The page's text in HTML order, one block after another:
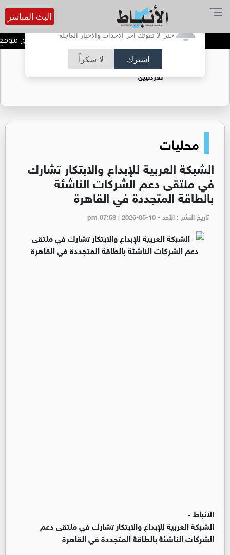
أترغب في تفعيل الإشعارات؟
حتى لا تفوتك آخر الأحداث والأخبار العاجلة
اشترك لا شكراً
البث المباشر
شركة الخليج للإعلام تطلق موقع
حقل الريشة حين يتحول الغاز إلى فرص عمل
للأردنيين
محليات
الشبكة العربية للإبداع والابتكار تشارك
في ملتقى دعم الشركات الناشئة
بالطاقة المتجددة في القاهرة
تاريخ النشر : الأحد - pm 07:58 | 2026-05-10
الأنباط -
الشبكة العربية للإبداع والابتكار تشارك في ملتقى دعم
الشركات الناشئة بالطاقة المتجددة في القاهرة